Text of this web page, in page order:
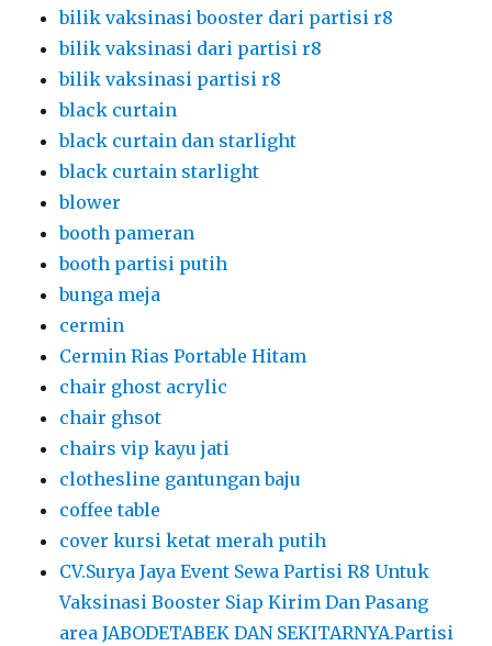
bilik vaksinasi booster dari partisi r8
bilik vaksinasi dari partisi r8
bilik vaksinasi partisi r8
black curtain
black curtain dan starlight
black curtain starlight
blower
booth pameran
booth partisi putih
bunga meja
cermin
Cermin Rias Portable Hitam
chair ghost acrylic
chair ghsot
chairs vip kayu jati
clothesline gantungan baju
coffee table
cover kursi ketat merah putih
CV.Surya Jaya Event Sewa Partisi R8 Untuk
Vaksinasi Booster Siap Kirim Dan Pasang
area JABODETABEK DAN SEKITARNYA.Partisi